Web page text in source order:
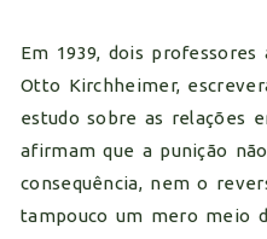
Em 1939, dois professores
Otto Kirchheimer,
estudo sobre as relações
afirmam que a punição
consequência, nem o
tampouco um mero meio